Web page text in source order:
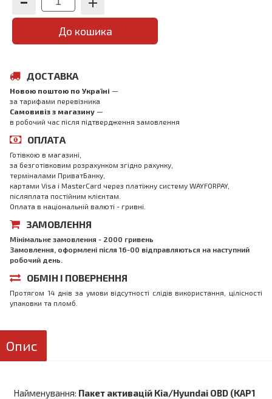
До кошика
ДОСТАВКА
Новою поштою по Україні —
за тарифами перевізника
Самовивіз з магазинy —
в робочий час після підтвердження замовлення
ОПЛАТА
Готівкою в магазині,
за безготівковим розрахунком згідно рахунку,
терміналами ПриватБанку,
картами Visa і MasterCard через платіжну систему WAYFORPAY,
післяплата постійним клієнтам.
Оплата в національній валюті - гривні.
ЗАМОВЛЕННЯ
Мінімальне замовлення - 2000 гривень
Замовлення, оформлені після 16-00 відправляються на наступний
робочий день.
ОБМІН І ПОВЕРНЕННЯ
Протягом 14 днів за умови відсутності слідів використання, цілісності
упаковки та пломб.
Опис
Найменування: Пакет активацій Kia/Hyundai OBD (KAP1